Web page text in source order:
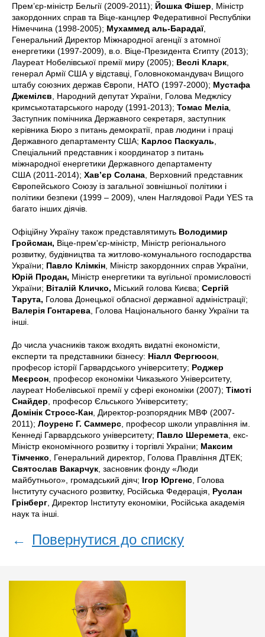
Прем’єр-міністр Бельгії (2009-2011); Йошка Фішер
Міністр
закордонних справ та Віце-канцлер Федеративної Республіки
Німеччина (1998-2005); Мухаммед аль-Барадаї,
Генеральний Директор Міжнародної агенції з атомної
енергетики (1997-2009), в.о. Віце-Президента Єгипту (2013);
Лауреат Нобелівської премії миру (2005); Веслі Кларк
генерал Армії США у відставці, Головнокомандувач Вищого
штабу союзних держав Європи, НАТО (1997-2000); Мустафа
Джемілєв , Народний депутат України, Голова Меджлісу
кримськотатарського народу (1991-2013); Томас Меліа
Заступник помічника Державного секретаря, заступник
керівника Бюро з питань демократії, прав людини і праці
Державного департаменту США; Карлос Паскуаль
Спеціальний представник і координатор з питань
міжнародної енергетики Державного департаменту
США (2011-2014); Хав’єр Солана , Верховний представник
Європейського Союзу із загальної зовнішньої політики і
політики безпеки (1999 – 2009), член Наглядової Ради YES та
багато інших діячів.
Офіційну Україну також представлятимуть Володимир
Гройсман, Віце-прем'єр-міністр, Міністр регіонального
розвитку, будівництва та житлово-комунального господарства
України; Павло Клімкін , Міністр закордонних справ України,
Юрій Продан, Міністр енергетики та вугільної промисловості
України; Віталій Кличко, Міський голова Києва; Сергій
Тарута, Голова Донецької обласної державної адміністрації;
Валерія Гонтарева , Голова Національного банку України та
інші.
До числа учасників також входять видатні економісти,
експерти та представники бізнесу: Ніалл Фергюсон
професор історії Гарвардського університету; Роджер
Меєрсон , професор економіки Чиказького Університету,
лауреат Нобелівської премії у сфері економіки (2007); Тімоті
Снайдер , професор Єльського Університету;
Домінік Стросс-Кан , Директор-розпорядник МВФ (2007-
2011); Лоуренс Г. Саммерс , професор школи управління ім.
Кеннеді Гарвардського університету; Павло Шеремета , екс-
Міністр економічного розвитку і торгівлі України; Максим
Тімченко , Генеральний директор, Голова Правління ДТЕК;
Святослав Вакарчук , засновник фонду «Люди
майбутнього», громадський діяч; Ігор Юргенс Голова
Інституту сучасного розвитку, Російська Федерація, Руслан
Грінберг Директор Інституту економіки, Російська академія
наук та інші.
← Повернутися до списку